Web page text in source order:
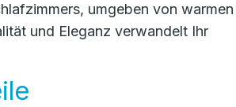
umgeben von warmen
und Eleganz verwandelt Ihr